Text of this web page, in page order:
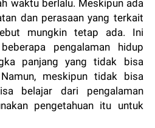
waktu berlalu. Meskipun ada
dan perasaan yang terkait
mungkin tetap ada. Ini
pengalaman hidup
panjang yang tidak bisa
meskipun tidak bisa
belajar dari pengalaman
pengetahuan itu untuk